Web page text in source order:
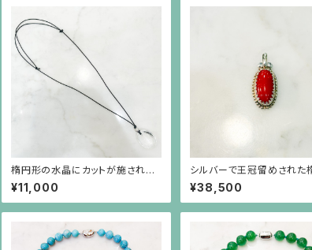
楕円形の水晶にカットが施された
シルバーボールの黒紐のネックレ
ス
¥11,000
シルバーで王冠留めされた
の赤珊瑚、芥子パールのペン
（チェーン別）
¥38,500